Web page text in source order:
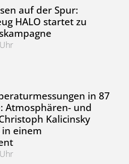
auf der Spur:
HALO startet zu
der Spur: Forschungsflugzeug
in 87
Atmosphären- und
Kalicinsky
einem